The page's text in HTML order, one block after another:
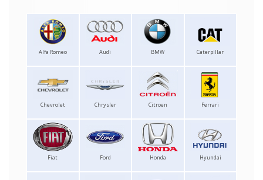
Alfa Romeo Audi BMW Caterpillar
Chevrolet Chrysler Citroen Ferrari
Fiat Ford Honda Hyundai